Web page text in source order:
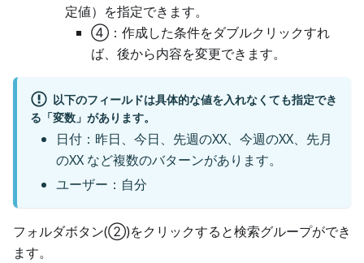
定値）を指定できます。
④：作成した条件をダブルクリックすれ
ば、後から内容を変更できます。
以下のフィールドは具体的な値を入れなくても指定でき
る「変数」があります。
日付：昨日、今日、先週のXX、今週のXX、先月
のXX など複数のバターンがあります。
ユーザー：自分
フォルダボタン(②)をクリックすると検索グループができ
ます。